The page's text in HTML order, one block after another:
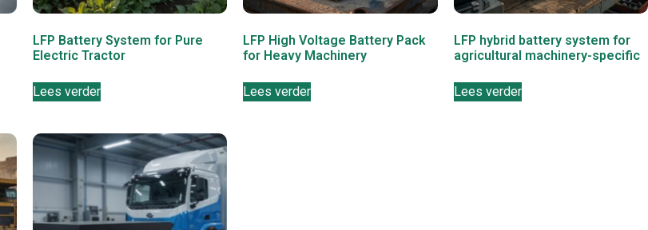
LFP Battery System for Pure
Electric Tractor
Lees verder
LFP High Voltage Battery Pack
for Heavy Machinery
Lees verder
LFP hybrid battery system for
agricultural machinery-specific
Lees verder